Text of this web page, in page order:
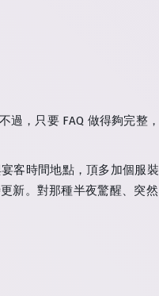
，只要 FAQ 做得夠完整，
客時間地點，頂多加個服裝
新。對那種半夜驚醒、突然